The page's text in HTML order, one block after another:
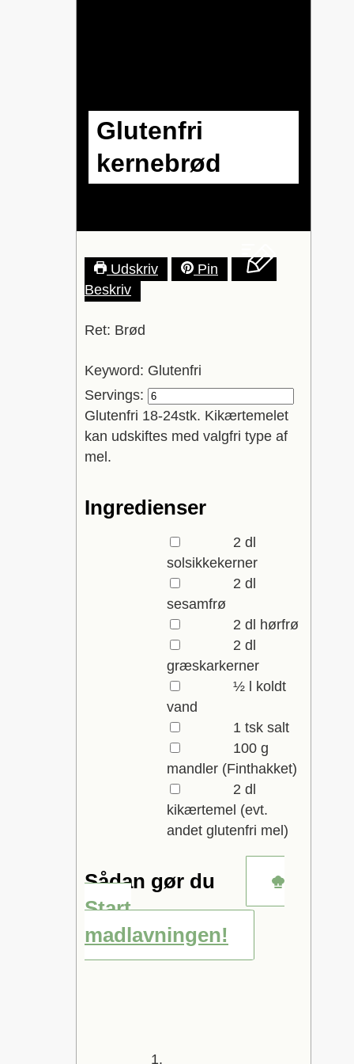
Glutenfri
kernebrød
Udskriv
Pin
Beskriv
Ret: Brød
Keyword: Glutenfri
Servings:
Glutenfri 18-24stk. Kikærtemelet
kan udskiftes med valgfri type af
mel.
Ingredienser
2 dl
solsikkekerner
2 dl
sesamfrø
2 dl hørfrø
2 dl
græskarkerner
½ l koldt
vand
1 tsk salt
100 g
mandler (Finthakket)
2 dl
kikærtemel (evt.
andet glutenfri mel)
Sådan gør du
Start
madlavningen!